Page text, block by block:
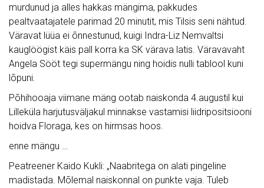
murdunud ja alles hakkas mängima, pakkudes
pealtvaatajatele parimad 20 minutit, mis Tilsis seni nähtud.
Väravat lüüa ei õnnestunud, kuigi Indra-Liz Nemvaltsi
kauglöögist käis pall korra ka SK värava latis. Väravavaht
Angela Sööt tegi supermängu ning hoidis nulli tablool kuni
lõpuni.
Põhihooaja viimane mäng ootab naiskonda 4.augustil kui
Lilleküla harjutusväljakul minnakse vastamisi liidripositsiooni
hoidva Floraga, kes on hirmsas hoos.
enne mängu …
Peatreener Kaido Kukli: „Naabritega on alati pingeline
madistada. Mõlemal naiskonnal on punkte vaja. Tuleb